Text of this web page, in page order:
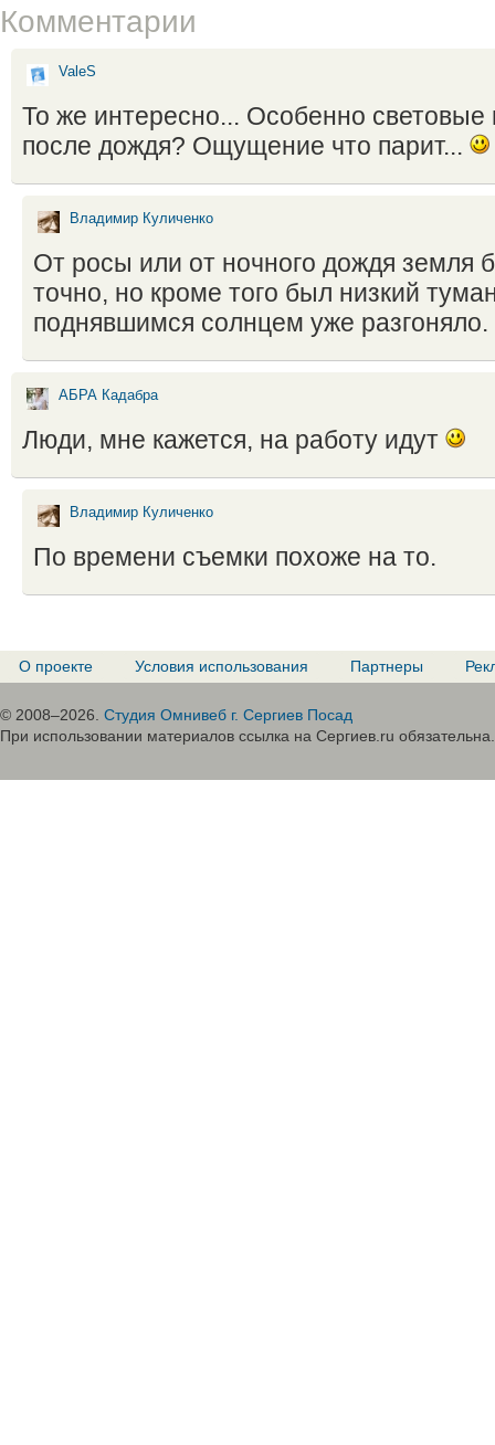
Комментарии
ValeS
То же интересно... Особенно световые
после дождя? Ощущение что парит...
Владимир Куличенко
От росы или от ночного дождя земля
точно, но кроме того был низкий
поднявшимся солнцем уже разгоняло.
АБРА Кадабра
Люди, мне кажется, на работу идут
Владимир Куличенко
По времени съемки похоже на то.
О проекте Условия использования Партнеры
© 2008–2026. Студия Омнивеб г. Сергиев Посад
При использовании материалов ссылка на Сергиев.ru обязательна.